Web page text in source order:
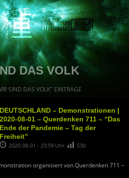
DAS VOLK
SIND DAS VOLK" EINTRÄGE
DEUTSCHLAND – Demonstrationen |
2020-08-01 – Querdenken 711 – “Das
Ende der Pandemie – Tag der
Freiheit”
2020-08-01 - 23:59 Uhr 530
organisiert von Querdenken 711 –